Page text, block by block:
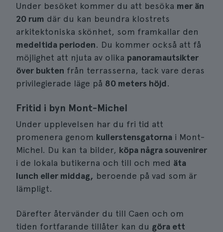
Under besöket kommer du att besöka mer än
20 rum där du kan beundra klostrets
arkitektoniska skönhet, som framkallar den
medeltida perioden. Du kommer också att få
möjlighet att njuta av olika panoramautsikter
över bukten från terrasserna, tack vare deras
privilegierade läge på 80 meters höjd.
Fritid i byn Mont-Michel
Under upplevelsen har du fri tid att
promenera genom kullerstensgatorna i Mont-
Michel. Du kan ta bilder, köpa några souvenirer
i de lokala butikerna och till och med äta
lunch eller middag, beroende på vad som är
lämpligt.
Därefter återvänder du till Caen och om
tiden fortfarande tillåter kan du göra ett